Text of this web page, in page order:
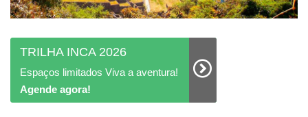
TRILHA INCA 2026
Espaços limitados Viva a aventura!
Agende agora!